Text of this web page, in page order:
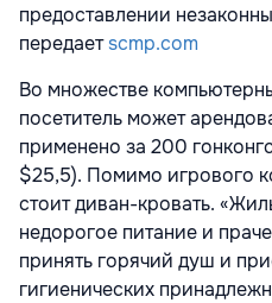
предоставлении
передаетscmp.com
Во множестве
посетитель может
применено за 200
$25,5). Помимо игрового
стоит диван-кровать.
недорогое питание и
принять горячий душ и
гигиенических